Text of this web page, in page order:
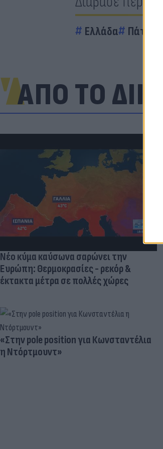
Ελλάδα Πάτρα
ΑΠΟ ΤΟ
Νέο κύμα καύσωνα σαρώνει την
Ευρώπη: Θερμοκρασίες - ρεκόρ &
έκτακτα μέτρα σε πολλές χώρες
«Στην pole position για Κωνσταντέλια
η Ντόρτμουντ»